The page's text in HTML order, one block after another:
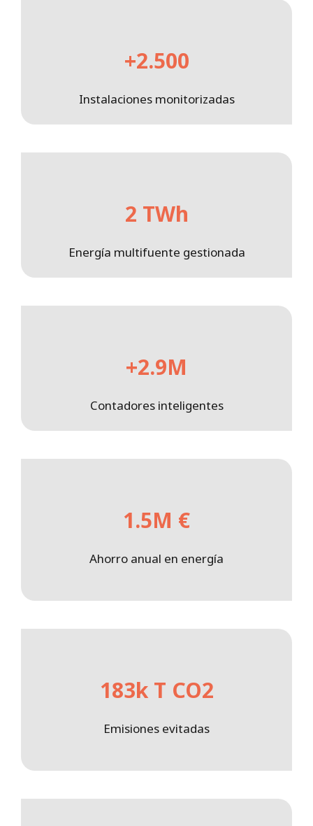
+2.500
Instalaciones monitorizadas
2 TWh
Energía multifuente gestionada
+2.9M
Contadores inteligentes
1.5M €
Ahorro anual en energía
183k T CO2
Emisiones evitadas